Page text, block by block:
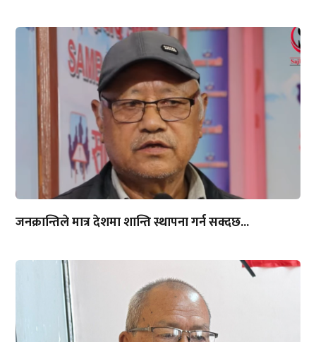
जनक्रान्तिले मात्र देशमा शान्ति स्थापना गर्न सक्दछ...